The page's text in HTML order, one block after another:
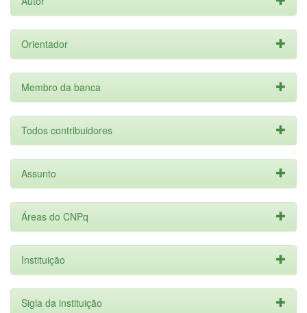
Orientador
Membro da banca
Todos contribuidores
Assunto
Áreas do CNPq
Instituição
Sigla da instituição